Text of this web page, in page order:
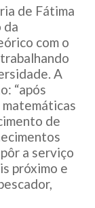
de Fátima
da
com o
A
“após
de
a serviço
próximo e